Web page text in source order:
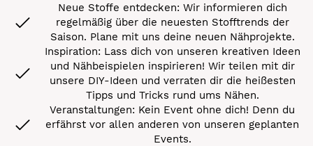
Neue Stoffe entdecken: Wir informieren dich
regelmäßig über die neuesten Stofftrends der
Saison. Plane mit uns deine neuen Nähprojekte.
Inspiration: Lass dich von unseren kreativen Ideen
und Nähbeispielen inspirieren! Wir teilen mit dir
unsere DIY-Ideen und verraten dir die heißesten
Tipps und Tricks rund ums Nähen.
Veranstaltungen: Kein Event ohne dich! Denn du
erfährst vor allen anderen von unseren geplanten
Events.